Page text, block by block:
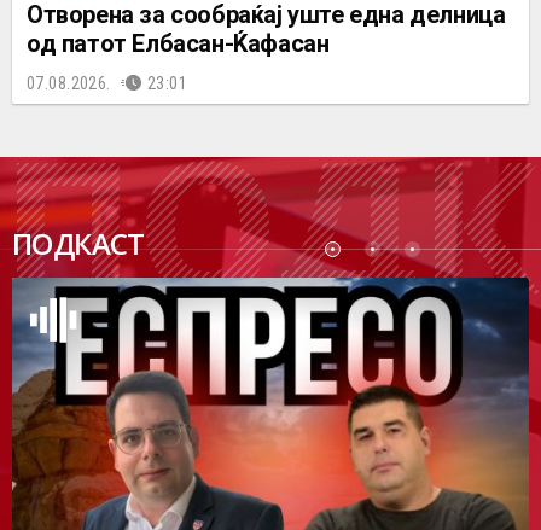
Отворена за сообраќај уште една делница
од патот Елбасан-Ќафасан
07.08.2026. 23:01
ПОДКАСТ
ПОДК
АСТ